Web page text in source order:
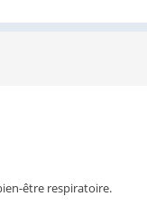
être respiratoire.